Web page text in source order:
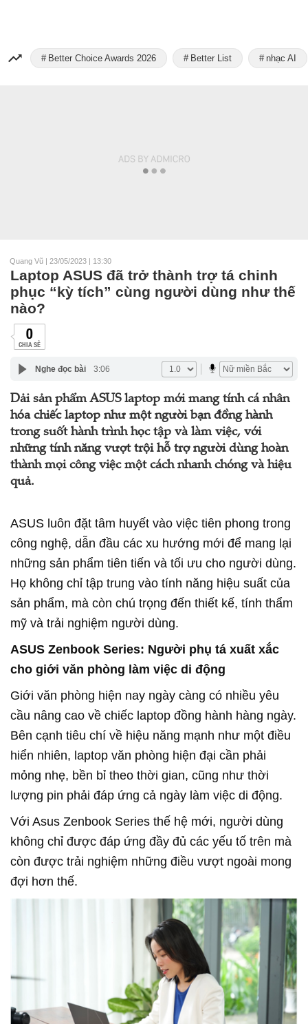
Better Choice Awards 2026 Better List nhạc AI
Quang Vũ | 23/05/2023 | 13:30
Laptop ASUS đã trở thành trợ tá chinh
phục “kỳ tích” cùng người dùng như thế
nào?
0
CHIA SẺ
Nghe đọc bài 3:06
Dải sản phẩm ASUS laptop mới mang tính cá nhân
hóa chiếc laptop như một người bạn đồng hành
trong suốt hành trình học tập và làm việc, với
những tính năng vượt trội hỗ trợ người dùng hoàn
thành mọi công việc một cách nhanh chóng và hiệu
quả.
ASUS luôn đặt tâm huyết vào việc tiên phong trong
công nghệ, dẫn đầu các xu hướng mới để mang lại
những sản phẩm tiên tiến và tối ưu cho người dùng.
Họ không chỉ tập trung vào tính năng hiệu suất của
sản phẩm, mà còn chú trọng đến thiết kế, tính thẩm
mỹ và trải nghiệm người dùng.
ASUS Zenbook Series: Người phụ tá xuất xắc
cho giới văn phòng làm việc di động
Giới văn phòng hiện nay ngày càng có nhiều yêu
cầu nâng cao về chiếc laptop đồng hành hàng ngày.
Bên cạnh tiêu chí về hiệu năng mạnh như một điều
hiển nhiên, laptop văn phòng hiện đại cần phải
mỏng nhẹ, bền bỉ theo thời gian, cũng như thời
lượng pin phải đáp ứng cả ngày làm việc di động.
Với Asus Zenbook Series thế hệ mới, người dùng
không chỉ được đáp ứng đầy đủ các yếu tố trên mà
còn được trải nghiệm những điều vượt ngoài mong
đợi hơn thế.